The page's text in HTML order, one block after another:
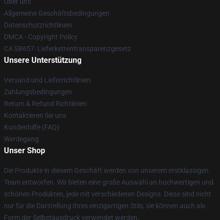
Allgemeine Geschäftsbedingungen
Datenschutzrichtlinien
DMCA - Copyright Policy
CA SB657: Lieferkettentransparenzgesetz
Unsere Unterstützung
Versand und Lieferrichtlinien
Zahlungsbedingungen
Return & Refund Richtlinien
Kontaktieren Sie uns
Kundenhilfe (FAQ)
Werdegang
Unser Shop
Die Produkte in diesem Geschäft werden von unserem erstklassigen
Team entworfen. Wir bieten eine große Auswahl an hochwertigen und
schönen Produkten, jede mit verschiedenen Designs. Diese sind nicht
nur für die Darstellung Ihres einzigartigen Stils, sie können auch als
Form der Selbstausdruck verwendet werden.